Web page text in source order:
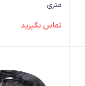
متری
تماس بگیرید